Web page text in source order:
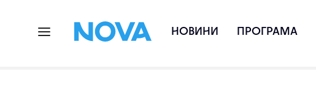
НОВИНИ ПРОГРАМА